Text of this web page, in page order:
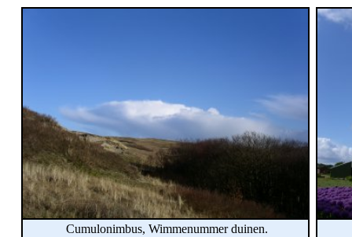
Cumulonimbus, Wimmenummer duinen.